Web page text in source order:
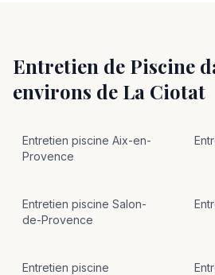
Entretien de Piscine
environs de La Ciotat
Entretien piscine Aix-en-
Provence
Entretien piscine Salon-
de-Provence
Entretien piscine